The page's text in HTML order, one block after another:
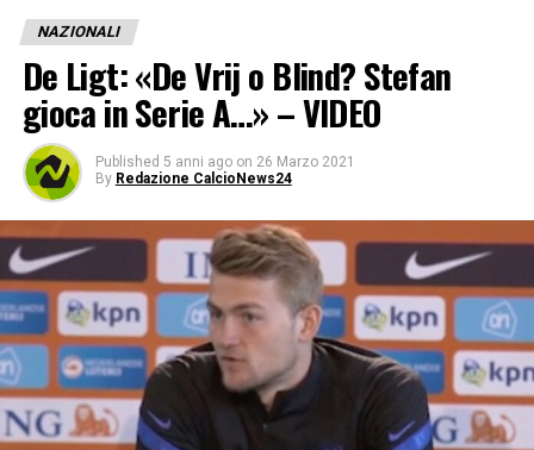
NAZIONALI
De Ligt: «De Vrij o Blind? Stefan
gioca in Serie A…» – VIDEO
Published 5 anni ago on 26 Marzo 2021
By Redazione CalcioNews24